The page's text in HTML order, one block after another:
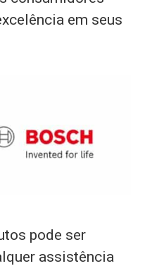
em seus
pode ser
assistência